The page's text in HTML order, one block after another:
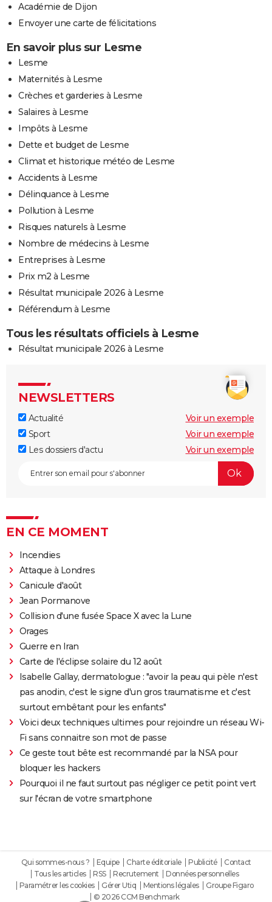
Académie de Dijon
Envoyer une carte de félicitations
En savoir plus sur Lesme
Lesme
Maternités à Lesme
Crèches et garderies à Lesme
Salaires à Lesme
Impôts à Lesme
Dette et budget de Lesme
Climat et historique météo de Lesme
Accidents à Lesme
Délinquance à Lesme
Pollution à Lesme
Risques naturels à Lesme
Nombre de médecins à Lesme
Entreprises à Lesme
Prix m2 à Lesme
Résultat municipale 2026 à Lesme
Référendum à Lesme
Tous les résultats officiels à Lesme
Résultat municipale 2026 à Lesme
NEWSLETTERS
Actualité
Voir un exemple
Sport
Voir un exemple
Les dossiers d'actu
Voir un exemple
EN CE MOMENT
Incendies
Attaque à Londres
Canicule d'août
Jean Pormanove
Collision d'une fusée Space X avec la Lune
Orages
Guerre en Iran
Carte de l'éclipse solaire du 12 août
Isabelle Gallay, dermatologue : "avoir la peau qui pèle n'est
pas anodin, c'est le signe d'un gros traumatisme et c'est
surtout embêtant pour les enfants"
Voici deux techniques ultimes pour rejoindre un réseau Wi-
Fi sans connaitre son mot de passe
Ce geste tout bête est recommandé par la NSA pour
bloquer les hackers
Pourquoi il ne faut surtout pas négliger ce petit point vert
sur l'écran de votre smartphone
Qui sommes-nous ? Equipe Charte éditoriale Publicité
Contact
Tous les articles
RSS Recrutement
Données personnelles
Paramétrer les cookies
Gérer Utiq Mentions légales
Groupe Figaro
© 2026 CCM Benchmark